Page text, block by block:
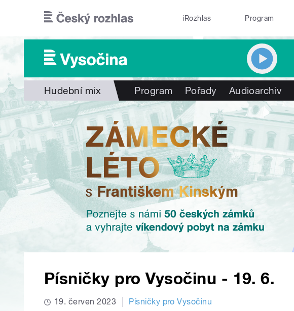
iRozhlas Program
Hudební mix Program Pořady Audioarchiv
Písničky pro Vysočinu - 19. 6.
19. červen 2023 Písničky pro Vysočinu